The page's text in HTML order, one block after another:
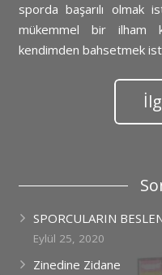
sporda başarılı olmak
mükemmel bir ilham
kendimden bahsetmek
SPORCULARIN
Eylül 25, 2020
Zinedine Zidane